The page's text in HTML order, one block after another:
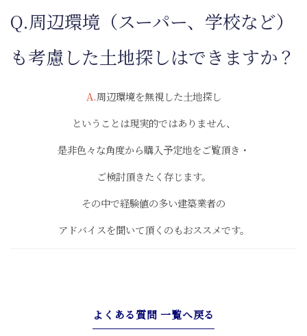
Q.周辺環境（スーパー、学校など）
も考慮した土地探しはできますか？
A.周辺環境を無視した土地探し
ということは現実的ではありません、
是非色々な角度から購入予定地をご覧頂き・
ご検討頂きたく存じます。
その中で経験値の多い建築業者の
アドバイスを聞いて頂くのもおススメです。
よくある質問 一覧へ戻る